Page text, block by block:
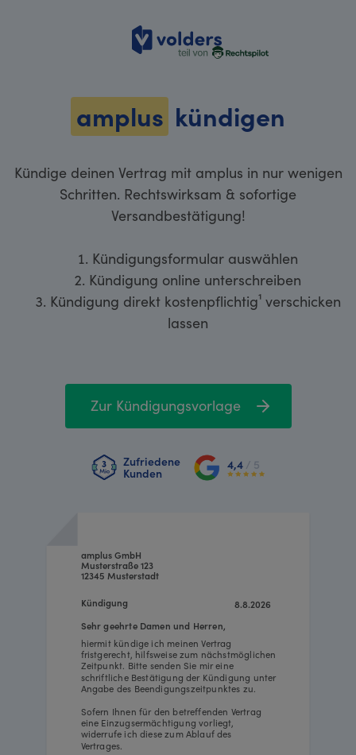
volders
amplus kündigen
Kündige deinen Vertrag mit amplus in nur wenigen
Schritten. Rechtswirksam & sofortige
Versandbestätigung!
Kündigungsformular auswählen
Kündigung online unterschreiben
Kündigung direkt kostenpflichtig¹ verschicken
lassen
Zur Kündigungsvorlage
Zufriedene
Kunden
4,4 / 5
8.8.2026
amplus GmbH
Musterstraße 123
12345 Musterstadt
hiermit kündige ich meinen Vertrag
fristgerecht, hilfsweise zum nächstmöglichen
Zeitpunkt. Bitte senden Sie mir eine
schriftliche Bestätigung der Kündigung unter
Angabe des Beendigungszeitpunktes zu.
Sofern Ihnen für den betreffenden Vertrag
eine Einzugsermächtigung vorliegt,
widerrufe ich diese zum Ablauf des
Vertrages.
Sehr geehrte Damen und Herren,
Kündigung